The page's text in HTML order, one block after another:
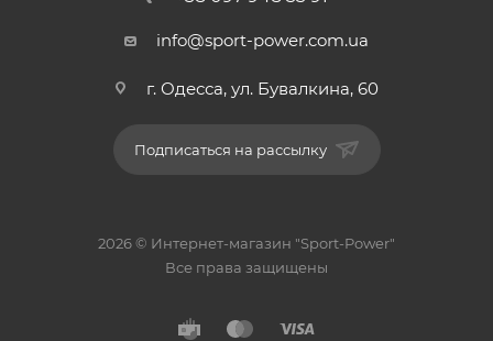
info@sport-power.com.ua
г. Одесса, ул. Бувалкина, 60
Подписаться на рассылку
2026 © Интернет-магазин "Sport-Power"
Все права защищены